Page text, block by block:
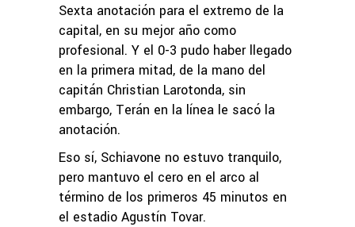
Sexta anotación para el extremo de la
capital, en su mejor año como
profesional. Y el 0-3 pudo haber llegado
en la primera mitad, de la mano del
capitán Christian Larotonda, sin
embargo, Terán en la línea le sacó la
anotación.
Eso sí, Schiavone no estuvo tranquilo,
pero mantuvo el cero en el arco al
término de los primeros 45 minutos en
el estadio Agustín Tovar.